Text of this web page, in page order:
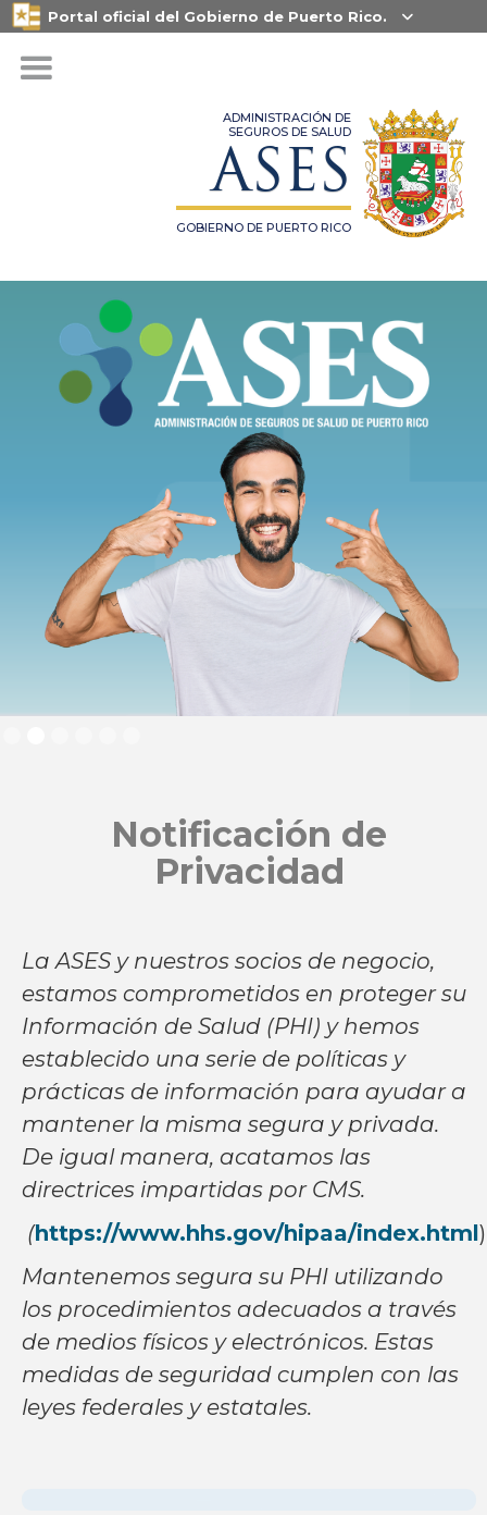
Portal oficial del Gobierno de Puerto Rico. 
ADMINISTRACIÓN DE
SEGUROS DE SALUD
ASES
GOBIERNO DE PUERTO RICO
Notificación de
Privacidad
La ASES y nuestros socios de negocio,
estamos comprometidos en proteger su
Información de Salud (PHI) y hemos
establecido una serie de políticas y
prácticas de información para ayudar a
mantener la misma segura y privada.
De igual manera, acatamos las
directrices impartidas por CMS.
(https://www.hhs.gov/hipaa/index.html)
Mantenemos segura su PHI utilizando
los procedimientos adecuados a través
de medios físicos y electrónicos. Estas
medidas de seguridad cumplen con las
leyes federales y estatales.